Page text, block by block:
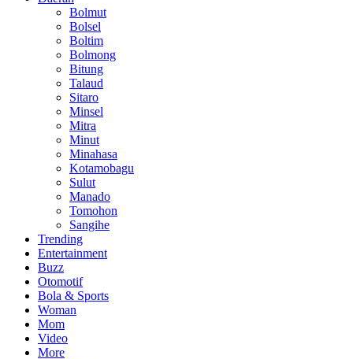
Bolmut
Bolsel
Boltim
Bolmong
Bitung
Talaud
Sitaro
Minsel
Mitra
Minut
Minahasa
Kotamobagu
Sulut
Manado
Tomohon
Sangihe
Trending
Entertainment
Buzz
Otomotif
Bola & Sports
Woman
Mom
Video
More